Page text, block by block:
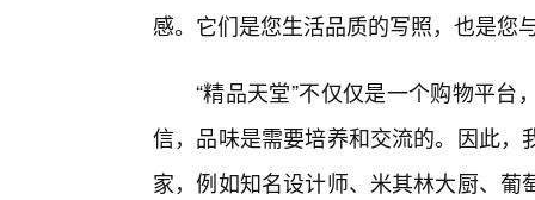
感。它们是您生活品质的写照，也是您
“精品天堂”不仅仅是一个购物平
信，品味是需要培养和交流的。因此
家，例如知名设计师、米其林大厨、